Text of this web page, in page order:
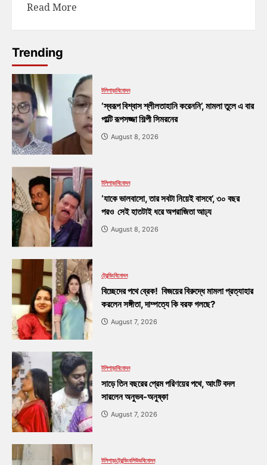
Read More
Trending
টলিপাড়াবিনোদন
‘স্বরূপ বিশ্বাস শ্লীলতাহানি করেননি’, মামলা তুলে এ বার
পাল্টি রূপসজ্জা শিল্পী সিমরনের
August 8, 2026
টলিপাড়াবিনোদন
‘যাকে ভালবাসো, তার সবটা নিয়েই বাসবে’, ৩০ বছর
পরও সেই হাতটাই ধরে অপরাজিতা আঢ্য
August 8, 2026
ট্রেন্ডিংবিনোদন
বিচ্ছেদের পথে ব্রেক! বিজয়ের বিরুদ্ধে মামলা প্রত্যাহার
করলেন সঙ্গীতা, দাম্পত্যে কি বরফ গলছে?
August 7, 2026
টলিপাড়াবিনোদন
সাড়ে তিন বছরের প্রেম পরিণয়ের পথে, আংটি বদল
সারলেন অনুভব-অনুষ্কা
August 7, 2026
টলিপাড়াট্রেন্ডিংবলিউডবিনোদন